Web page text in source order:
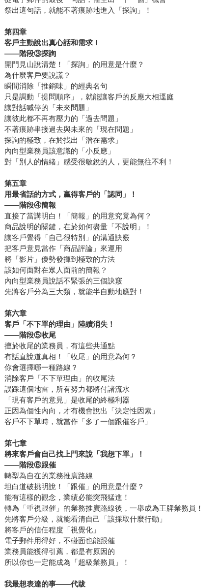
祭出這句話，就能不著痕跡地進入「探詢」！
第四章
客戶主動說出真心話和需求！
――階段③探詢
開門見山說清楚！「探詢」的用意是什麼？
為什麼客戶要說謊？
瞬間消除「推銷味」的經典名句
只是調動「提問順序」，就能讓客戶的反應大相逕庭
讓對話喊停的「未來問題」
讓彼此都不再有壓力的「過去問題」
不著痕跡串接過去與未來的「現在問題」
探詢的極致，在於找出「潛在需求」
內向型業務員該意識的「小反應」
對「別人的情緒」感受很敏銳的人，更能無往不利！
第五章
用最省話的方式，贏得客戶的「認同」！
――階段④簡報
直接了當講明白！「簡報」的用意究竟為何？
商品說明的關鍵，在於如何盡量「不說明」！
讓客戶覺得「自己很特別」的溝通訣竅
把客戶意見當作「商品評論」來運用
將「影片」優勢發揮到極致的方法
該如何面對在眾人面前的簡報？
內向型業務員說話不緊張的三個訣竅
先將客戶分為三大類，就能半自動地應對！
第六章
客戶「不下單的理由」陸續消失！
――階段⑤收尾
擅於收尾的業務員，有這些共通點
有話直說道真相！「收尾」的用意為何？
你會選擇哪一種路線？
消除客戶「不下單理由」的收尾法
誤踩這個地雷，所有努力都將付諸流水
「現有客戶的意見」是收尾的終極利器
正因為個性內向，才有機會說出「決定性因素」
客戶不下單時，就當作「多了一個跟催客戶」
第七章
將來客戶會自己找上門來說「我想下單」！
――階段⑥跟催
轉型為自在的業務推廣路線
坦白道破挑明說！「跟催」的用意是什麼？
能有這樣的觀念，業績必能突飛猛進！
轉為「重視跟催」的業務推廣路線後，一舉成為王牌業務員！
先將客戶分級，就能看清自己「該採取什麼行動」
將客戶的信任程度「視覺化」
電子郵件用得好，不碰面也能跟催
業務員能獲得引薦，都是有原因的
所以你也一定能成為「超級業務員」！
我最想表達的事——代跋